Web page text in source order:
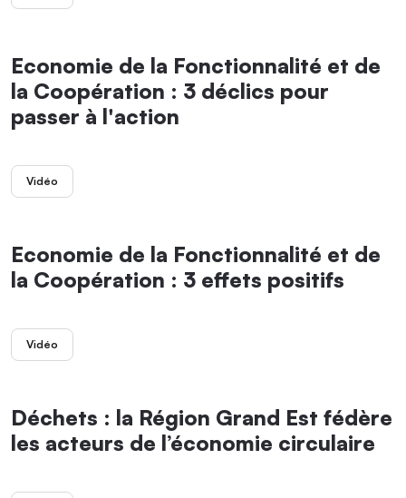
Economie de la Fonctionnalité et de
la Coopération : 3 déclics pour
passer à l'action
Vidéo
Economie de la Fonctionnalité et de
la Coopération : 3 effets positifs
Vidéo
Déchets : la Région Grand Est fédère
les acteurs de l’économie circulaire